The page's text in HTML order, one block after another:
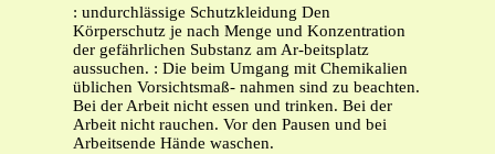
: undurchlässige Schutzkleidung Den
Körperschutz je nach Menge und Konzentration
der gefährlichen Substanz am Ar-beitsplatz
aussuchen. : Die beim Umgang mit Chemikalien
üblichen Vorsichtsmaß- nahmen sind zu beachten.
Bei der Arbeit nicht essen und trinken. Bei der
Arbeit nicht rauchen. Vor den Pausen und bei
Arbeitsende Hände waschen.